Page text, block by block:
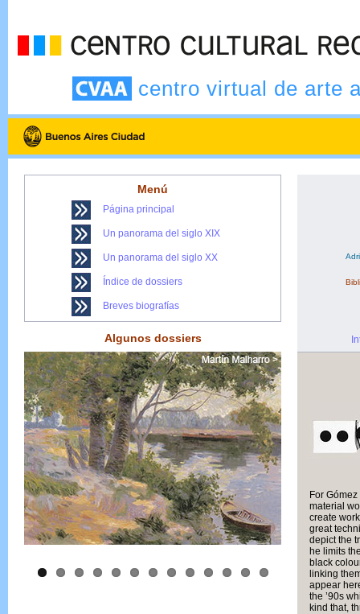
centro virtual de arte
Menú
Página principal
Un panorama del siglo XIX
Un panorama del siglo XX
Índice de dossiers
Breves biografías
Algunos dossiers
For
material
create
great
depict the
he limits
black
linking
appear
the ’90s
kind that,